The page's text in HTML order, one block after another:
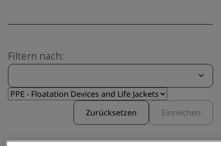
Filtern nach:
Zurücksetzen Einreichen